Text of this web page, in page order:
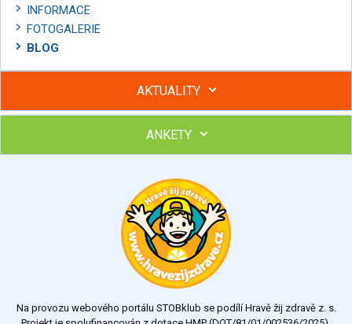
INFORMACE
FOTOGALERIE
BLOG
AKTUALITY
Hubněte s podporou lektorky a skupiny v kurzech STOBu
Chcete poradit s hubnutím? Najděte si odborníka STOBu ve
ANKETY
Výsledky Všechny ankety
Na provozu webového portálu STOBklub se podílí Hravě žij zdravě z. s.